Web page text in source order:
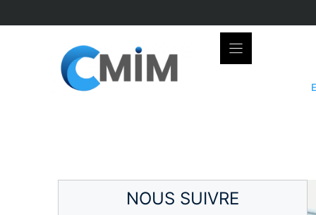
to
NOUS SUIVRE